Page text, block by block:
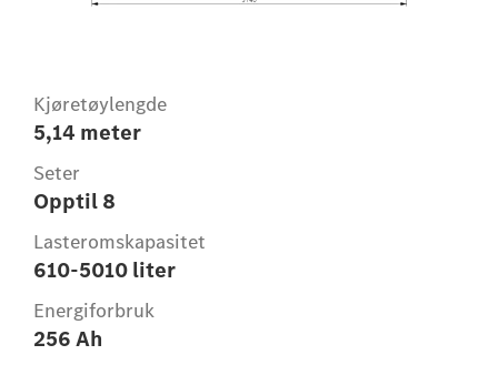
Kjøretøylengde
5,14 meter
Seter
Opptil 8
Lasteromskapasitet
610-5010 liter
Energiforbruk
256 Ah